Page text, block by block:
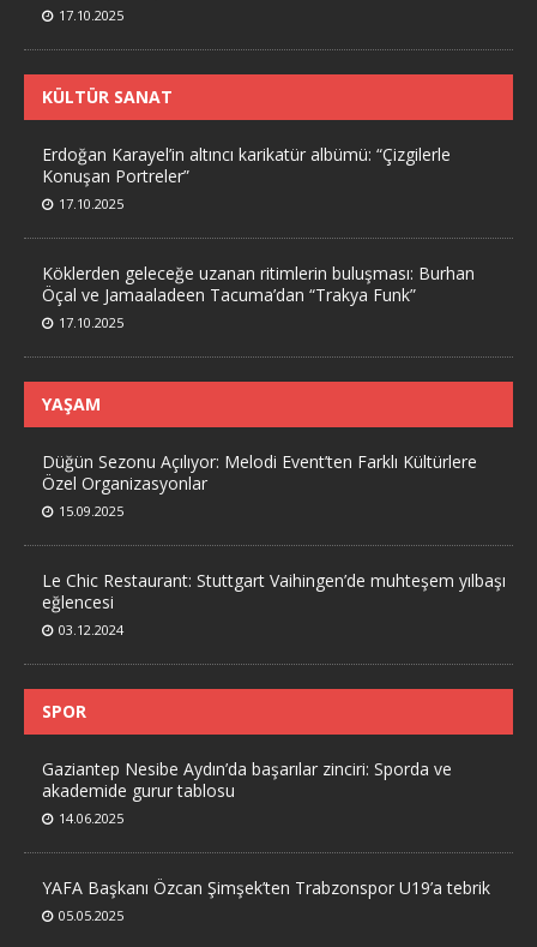
17.10.2025
KÜLTÜR SANAT
Erdoğan Karayel’in altıncı karikatür albümü: “Çizgilerle
Konuşan Portreler”
17.10.2025
Köklerden geleceğe uzanan ritimlerin buluşması: Burhan
Öçal ve Jamaaladeen Tacuma’dan “Trakya Funk”
17.10.2025
YAŞAM
Düğün Sezonu Açılıyor: Melodi Event’ten Farklı Kültürlere
Özel Organizasyonlar
15.09.2025
Le Chic Restaurant: Stuttgart Vaihingen’de muhteşem yılbaşı
eğlencesi
03.12.2024
SPOR
Gaziantep Nesibe Aydın’da başarılar zinciri: Sporda ve
akademide gurur tablosu
14.06.2025
YAFA Başkanı Özcan Şimşek’ten Trabzonspor U19’a tebrik
05.05.2025